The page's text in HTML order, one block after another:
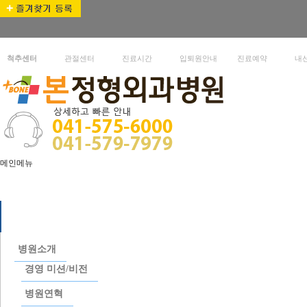
척추센터 관절센터 진료시간 입퇴원안내 진료예약 내
메인메뉴
병원소개
경영 미션/비전
병원연혁